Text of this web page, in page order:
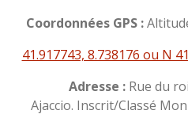
Coordonnées GPS :
41.917743, 8.738176 ou N
Adresse : Rue du
Ajaccio. Inscrit/Classé